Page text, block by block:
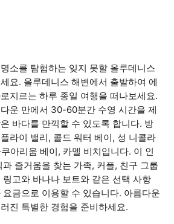
소를 탐험하는 잊지 못할 올루데니스
요. 올루데니스 해변에서 출발하여 에
지르는 하루 종일 여행을 떠나보세요.
운 만에서 30-60분간 수영 시간을 제
바다를 만끽할 수 있도록 합니다. 방
라이 밸리, 콜드 워터 베이, 성 니콜라
아리움 베이, 카멜 비치입니다. 이 인
즐거움을 찾는 가족, 커플, 친구 그룹
고와 바나나 보트와 같은 선택 사항
금으로 이용할 수 있습니다. 아름다운
진 특별한 경험을 준비하세요.